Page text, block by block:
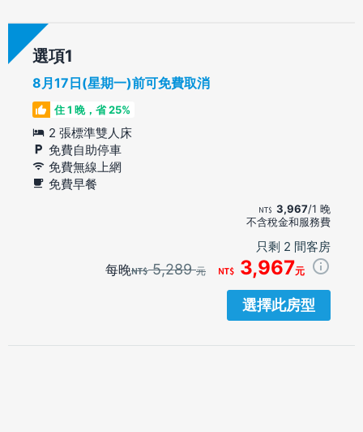
選項
8月17日(星期一)前可免費取消
住 1 晚，省 25%
2 張標準雙人床
免費自助停車
免費無線上網
免費早餐
3,967/1 晚
不含稅金和服務費
只剩 2 間客房
每晚 5,289元 3,967元
選擇此房型